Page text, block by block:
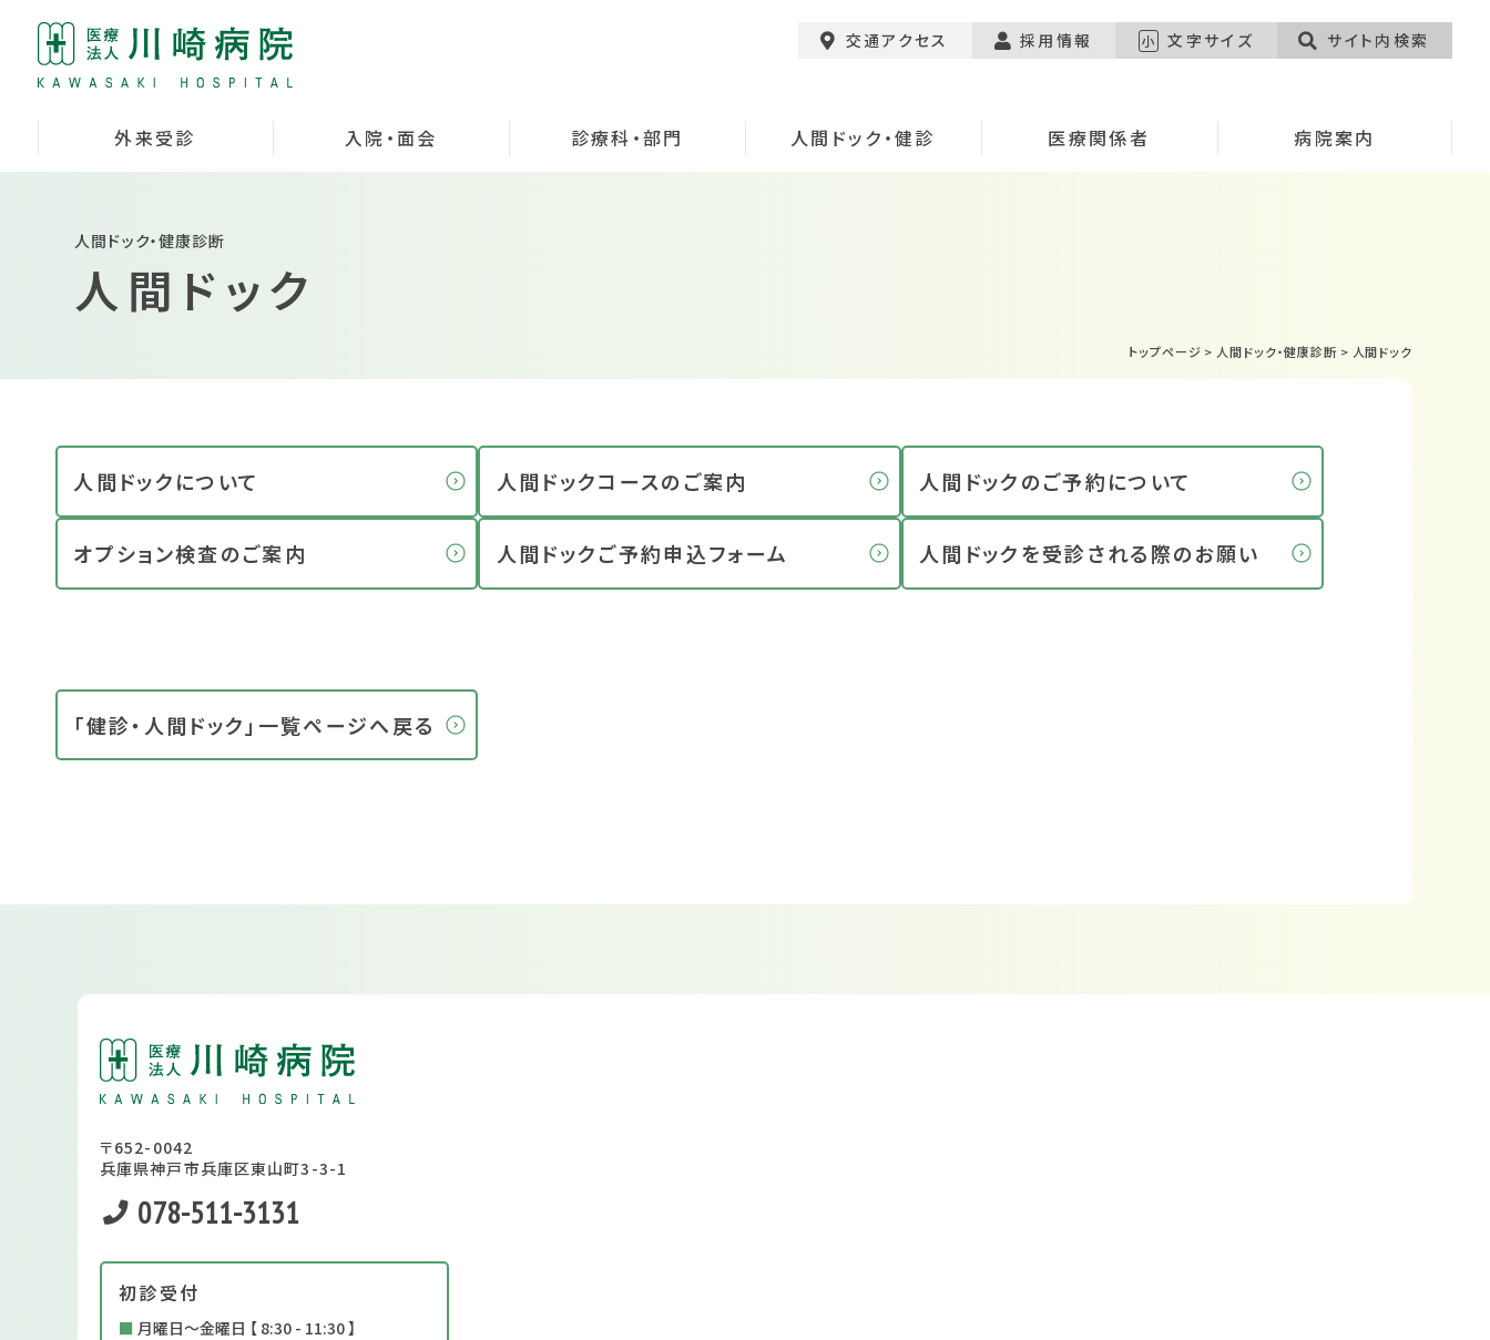
交通アクセス 採用情報 小 文字サイズ サイト内検索
外来受診 入院・面会 診療科・部門 人間ドック・健診 医療関係者 病院案内
人間ドック・健康診断
人間ドック
トップページ > 人間ドック・健康診断 > 人間ドック
人間ドックについて 人間ドックコースのご案内 人間ドックのご予約について
オプション検査のご案内 人間ドックご予約申込フォーム 人間ドックを受診される際のお願い
「健診・人間ドック」一覧ページへ戻る
〒652-0042
兵庫県神戸市兵庫区東山町3-3-1
078-511-3131
初診受付
■ 月曜日～金曜日 【 8:30 - 11:30 】